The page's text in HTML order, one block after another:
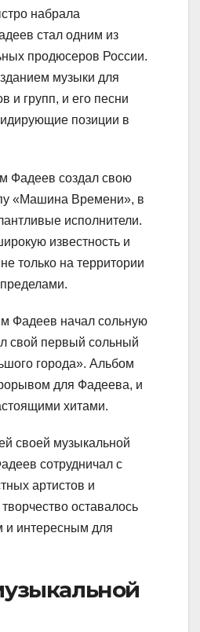
набрала
стал одним из
продюсеров России.
музыки для
и групп, и его песни
позиции в
Фадеев создал свою
«Машина Времени», в
исполнители.
известность и
только на территории
Фадеев начал сольную
свой первый сольный
города». Альбом
для Фадеева, и
хитами.
своей музыкальной
сотрудничал с
артистов и
оставалось
и интересным для